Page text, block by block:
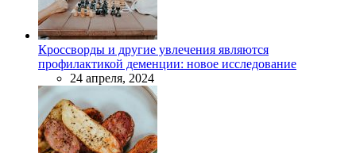
Кроссворды и другие увлечения являются
профилактикой деменции: новое исследование
24 апреля, 2024